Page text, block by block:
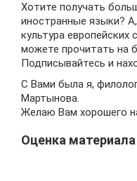
Хотите получать
иностранные языки?
культура
можете прочитать на
Подписывайтесь и
С Вами была я,
Мартынова.
Желаю Вам хорошего
Оценка материала